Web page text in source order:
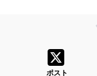
ポスト